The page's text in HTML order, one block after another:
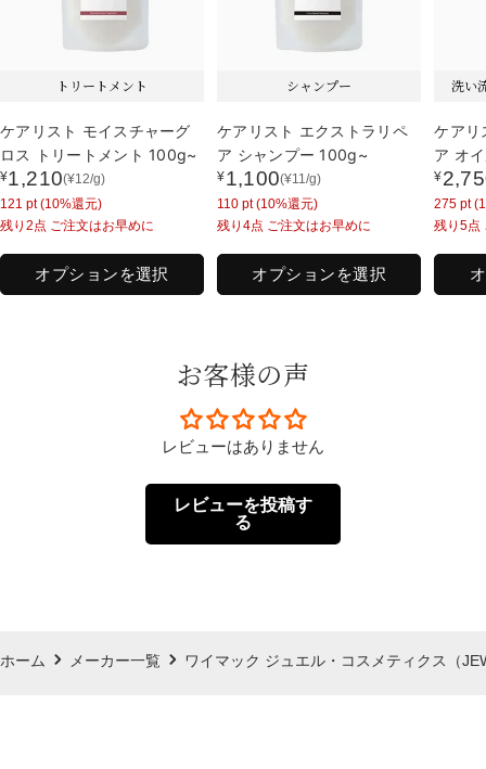
トリートメント
ケアリスト モイスチャーグ
ロス トリートメント 100g~
通
常
価
格
¥1,210(¥12/g)
121 pt (10%還元)
残り2点 ご注文はお早めに
オプションを選択
シャンプー
ケアリスト エクストラリペ
ア シャンプー 100g~
通
常
価
格
¥1,100(¥11/g)
110 pt (10%還元)
残り4点 ご注文はお早めに
オプションを選択
洗い
ケアリ
ア オ
通
常
価
格
¥
275 pt
残り5点
お客様の声
レビューはありません
レビューを投稿す
る
ホーム メーカー一覧 ワイマック ジュエル・コスメティクス（